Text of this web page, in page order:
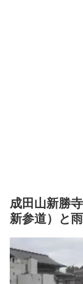
成田山新勝
新参道）と